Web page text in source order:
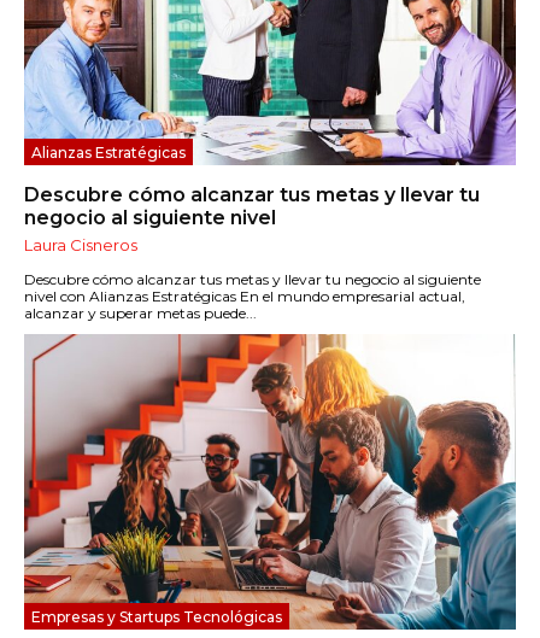
Alianzas Estratégicas
Descubre cómo alcanzar tus metas y llevar tu
negocio al siguiente nivel
Laura Cisneros
Descubre cómo alcanzar tus metas y llevar tu negocio al siguiente
nivel con Alianzas Estratégicas En el mundo empresarial actual,
alcanzar y superar metas puede...
Empresas y Startups Tecnológicas